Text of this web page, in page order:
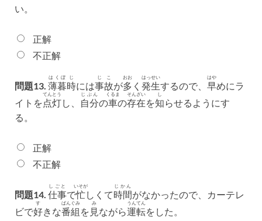
い。
正解
不正解
問題13. 薄暮
はくぼ
時
じ
には事故
じこ
が多
おお
く 発生
はっせい
するので、 早
はや
めにラ
イトを点灯
てんとう
し、 自分
じぶん
の車
くるま
の存在
そんざい
を知
し
らせるようにす
る。
正解
不正解
問題14. 仕事
しごと
で忙
いそが
しくて時間
じかん
がなかったので、カーテレ
ビで好
す
きな番組
ばんぐみ
を 見
み
ながら運転
うんてん
をした。